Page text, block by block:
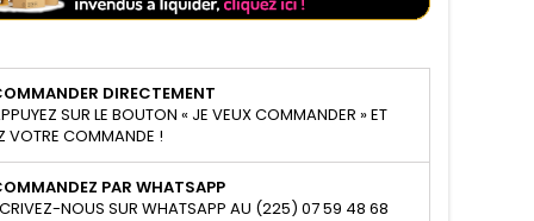
DIRECTEMENT
SUR LE BOUTON « JE VEUX COMMANDER » ET
VOTRE COMMANDE !
PAR WHATSAPP
NOUS SUR WHATSAPP AU (225) 07 59 48 68